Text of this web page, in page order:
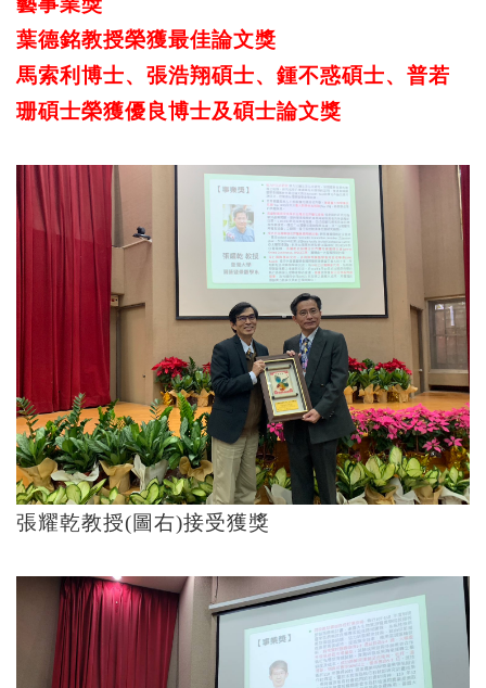
葉德銘教授榮獲最佳論文獎
馬索利博士、張浩翔碩士、鍾不惑碩士、普若
珊碩士榮獲優良博士及碩士論文獎
張耀乾教授(圖右)接受獲獎